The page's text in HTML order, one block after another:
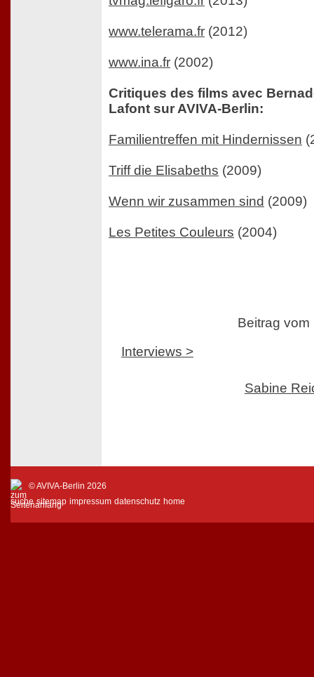
www.telerama.fr (2012)
www.ina.fr (2002)
Critiques des films avec
Lafont sur AVIVA-Berlin:
Familientreffen mit Hindernissen
Triff die Elisabeths (2009)
Wenn wir zusammen sind (2009)
Les Petites Couleurs (2004)
Interviews >
Beitrag
Sabine
© AVIVA-Berlin 2026
suche sitemap impressum datenschutz home